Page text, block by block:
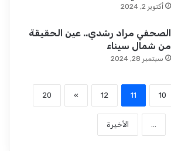
أكتوبر 2, 2024
الصحفي مراد رشدي.. عين الحقيقة
من شمال سيناء
سبتمبر 28, 2024
10
11
12
»
20
الأخيرة